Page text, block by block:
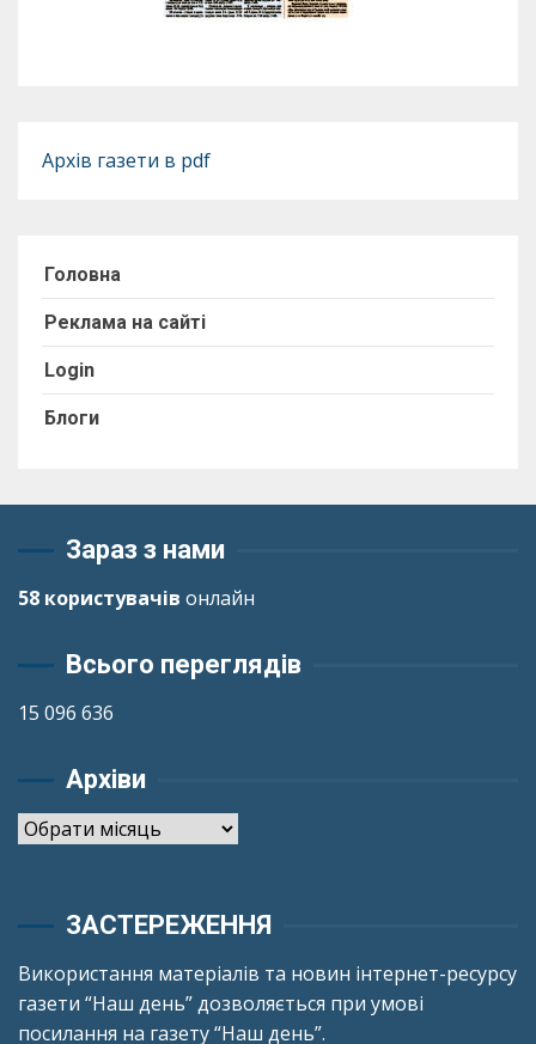
Архів газети в pdf
Головна
Реклама на сайті
Login
Блоги
Зараз з нами
58 користувачів онлайн
Всього переглядів
15 096 636
Архіви
Архіви
ЗАСТЕРЕЖЕННЯ
Використання матеріалів та новин інтернет-ресурсу
газети “Наш день” дозволяється при умові
посилання на газету “Наш день”.